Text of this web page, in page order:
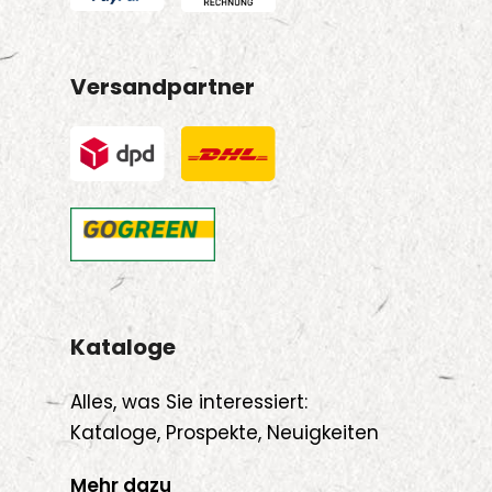
Versandpartner
Kataloge
Alles, was Sie interessiert:
Kataloge, Prospekte, Neuigkeiten
Mehr dazu